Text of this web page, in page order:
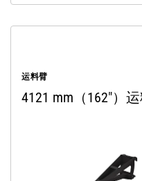
运料臂
4121 mm（162"）